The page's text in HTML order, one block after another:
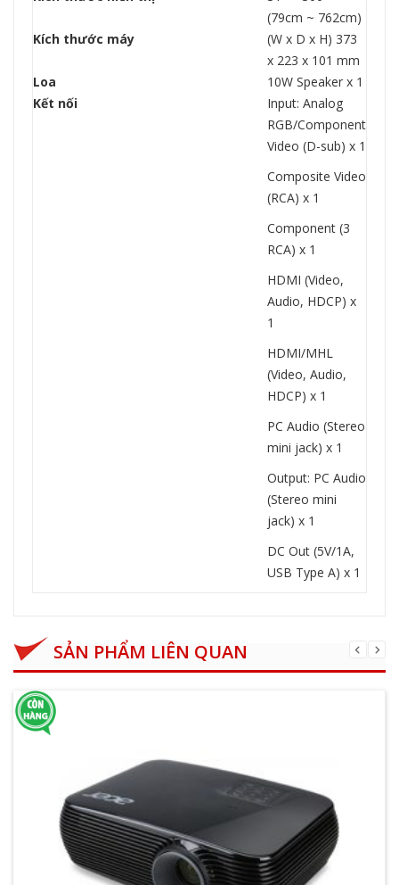
(79cm ~ 762cm)
Kích thước máy
(W x D x H) 373
x 223 x 101 mm
Loa
10W Speaker x 1
Kết nối
Input: Analog
RGB/Component
Video (D-sub) x 1
Composite Video
(RCA) x 1
Component (3
RCA) x 1
HDMI (Video,
Audio, HDCP) x
1
HDMI/MHL
(Video, Audio,
HDCP) x 1
PC Audio (Stereo
mini jack) x 1
Output: PC Audio
(Stereo mini
jack) x 1
DC Out (5V/1A,
USB Type A) x 1
SẢN PHẨM LIÊN QUAN